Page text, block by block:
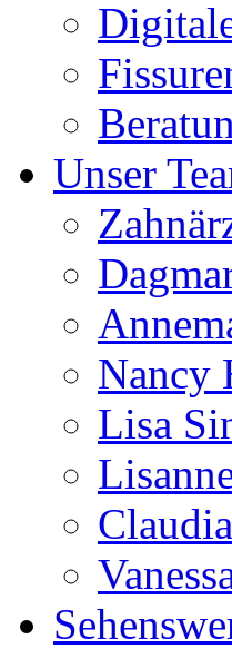
Unser
Nancy
Lisa